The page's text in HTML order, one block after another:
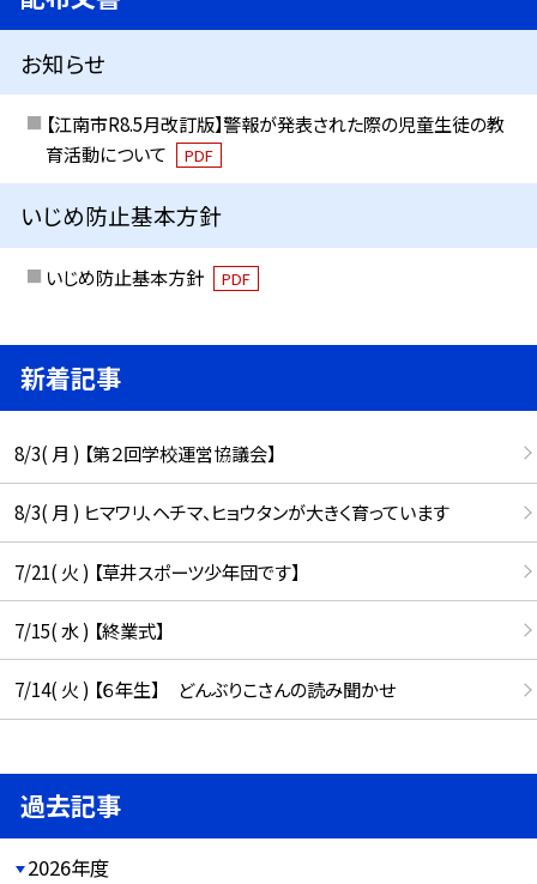
お知らせ
【江南市R8.5月改訂版】警報が発表された際の児童生徒の教
育活動について
PDF
いじめ防止基本方針
いじめ防止基本方針 PDF
新着記事
8/3( 月 ) 【第２回学校運営協議会】
8/3( 月 ) ヒマワリ、ヘチマ、ヒョウタンが大きく育っています
7/21( 火 ) 【草井スポーツ少年団です】
7/15( 水 ) 【終業式】
7/14( 火 ) 【６年生】 どんぶりこさんの読み聞かせ
過去記事
2026年度